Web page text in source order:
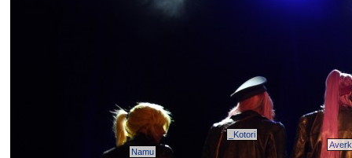
_Kotori
Namu